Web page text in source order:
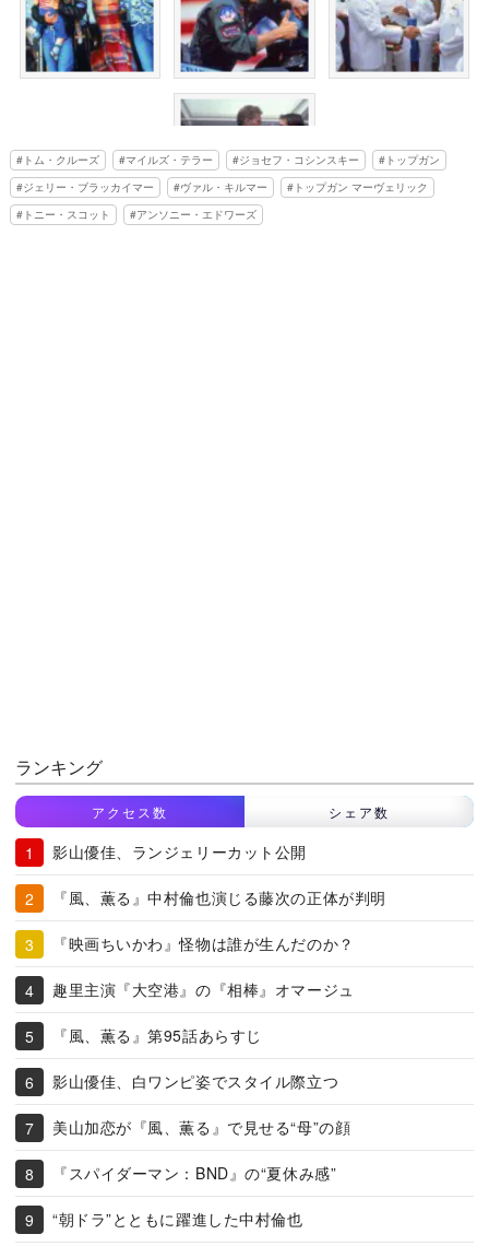
トム・クルーズ マイルズ・テラー ジョセフ・コシンスキー
トップガン
ジェリー・ブラッカイマー
ヴァル・キルマー
トップガン マーヴェリック
トニー・スコット
アンソニー・エドワーズ
ランキング
アクセス数 シェア数
影山優佳、ランジェリーカット公開
『風、薫る』中村倫也演じる藤次の正体が判明
『映画ちいかわ』怪物は誰が生んだのか？
趣里主演『大空港』の『相棒』オマージュ
『風、薫る』第95話あらすじ
影山優佳、白ワンピ姿でスタイル際立つ
美山加恋が『風、薫る』で見せる“母”の顔
『スパイダーマン：BND』の“夏休み感”
“朝ドラ”とともに躍進した中村倫也